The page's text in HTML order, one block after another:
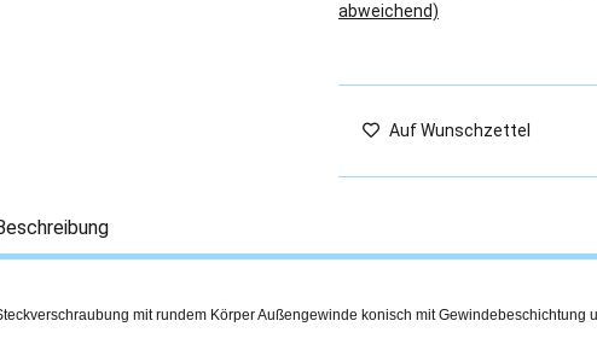
abweichend)
Auf Wunschzettel
mit rundem Körper Außengewinde konisch mit Gewindebeschichtung